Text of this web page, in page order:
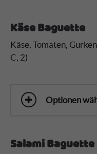
Käse Baguette
Käse, Tomaten,
C, 2)
Optionen
Salami Baguette